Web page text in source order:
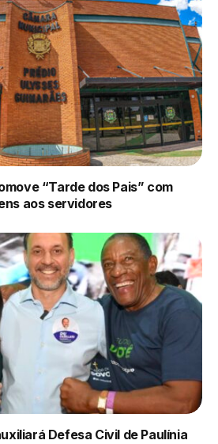
“Tarde dos Pais” com
aos servidores
Defesa Civil de Paulínia